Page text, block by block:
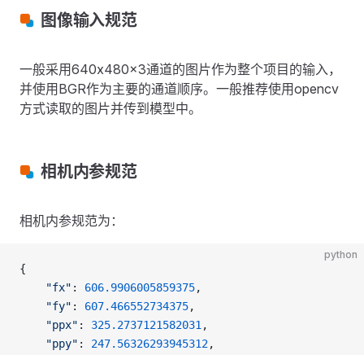
图像输入规范
一般采用640x480x3通道的图片作为整个项目的输入，
并使用BGR作为主要的通道顺序。一般推荐使用opencv
方式读取的图片并传到模型中。
相机内参规范
相机内参规范为：
python
{
    "fx"
: 606.9906005859375,
    "fy"
: 607.466552734375,
    "ppx"
: 325.2737121582031,
    "ppy"
: 247.56326293945312,